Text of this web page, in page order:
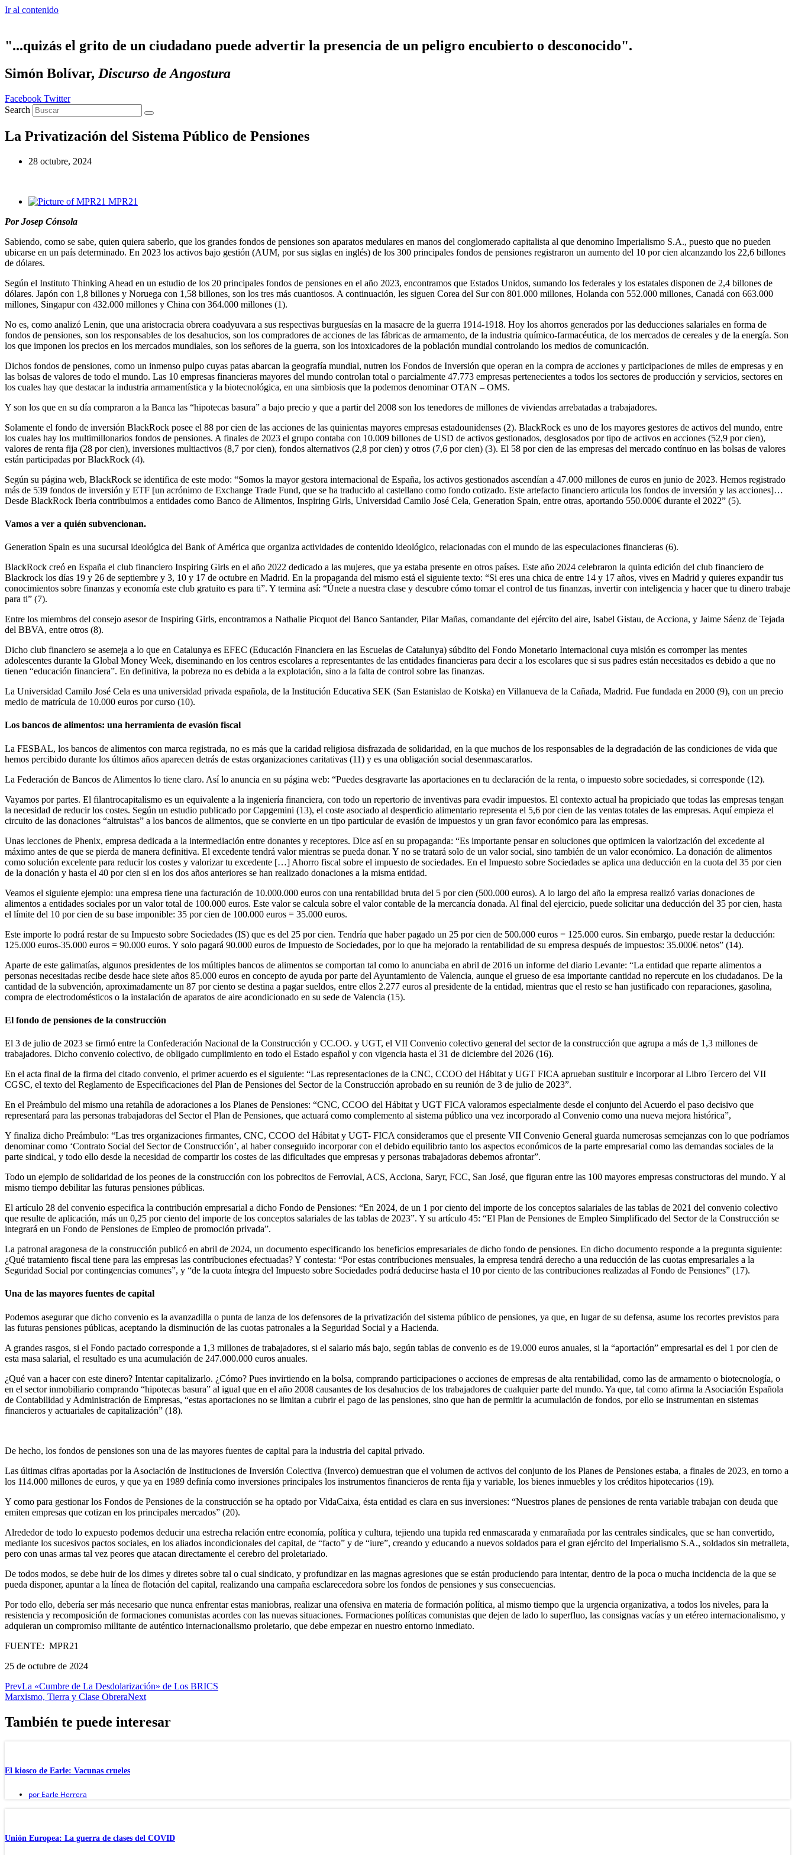
Ir al contenido
"...quizás el grito de un ciudadano puede advertir la presencia de un peligro encubierto o desconocido".
Simón Bolívar, Discurso de Angostura
Facebook Twitter
Search
La Privatización del Sistema Público de Pensiones
28 octubre, 2024
MPR21
Por Josep Cónsola
Sabiendo, como se sabe, quien quiera saberlo, que los grandes fondos de pensiones son aparatos medulares en manos del conglomerado capitalista al que denomino Imperialismo S.A., puesto que no pueden
ubicarse en un país determinado. En 2023 los activos bajo gestión (AUM, por sus siglas en inglés) de los 300 principales fondos de pensiones registraron un aumento del 10 por cien alcanzando los 22,6 billones
de dólares.
Según el Instituto Thinking Ahead en un estudio de los 20 principales fondos de pensiones en el año 2023, encontramos que Estados Unidos, sumando los federales y los estatales disponen de 2,4 billones de
dólares. Japón con 1,8 billones y Noruega con 1,58 billones, son los tres más cuantiosos. A continuación, les siguen Corea del Sur con 801.000 millones, Holanda con 552.000 millones, Canadá con 663.000
millones, Singapur con 432.000 millones y China con 364.000 millones (1).
No es, como analizó Lenin, que una aristocracia obrera coadyuvara a sus respectivas burguesías en la masacre de la guerra 1914-1918. Hoy los ahorros generados por las deducciones salariales en forma de
fondos de pensiones, son los responsables de los desahucios, son los compradores de acciones de las fábricas de armamento, de la industria químico-farmacéutica, de los mercados de cereales y de la energía. Son
los que imponen los precios en los mercados mundiales, son los señores de la guerra, son los intoxicadores de la población mundial controlando los medios de comunicación.
Dichos fondos de pensiones, como un inmenso pulpo cuyas patas abarcan la geografía mundial, nutren los Fondos de Inversión que operan en la compra de acciones y participaciones de miles de empresas y en
las bolsas de valores de todo el mundo. Las 10 empresas financieras mayores del mundo controlan total o parcialmente 47.773 empresas pertenecientes a todos los sectores de producción y servicios, sectores en
los cuales hay que destacar la industria armamentística y la biotecnológica, en una simbiosis que la podemos denominar OTAN – OMS.
Y son los que en su día compraron a la Banca las “hipotecas basura” a bajo precio y que a partir del 2008 son los tenedores de millones de viviendas arrebatadas a trabajadores.
Solamente el fondo de inversión BlackRock posee el 88 por cien de las acciones de las quinientas mayores empresas estadounidenses (2). BlackRock es uno de los mayores gestores de activos del mundo, entre
los cuales hay los multimillonarios fondos de pensiones. A finales de 2023 el grupo contaba con 10.009 billones de USD de activos gestionados, desglosados por tipo de activos en acciones (52,9 por cien),
valores de renta fija (28 por cien), inversiones multiactivos (8,7 por cien), fondos alternativos (2,8 por cien) y otros (7,6 por cien) (3). El 58 por cien de las empresas del mercado contínuo en las bolsas de valores
están participadas por BlackRock (4).
Según su página web, BlackRock se identifica de este modo: “Somos la mayor gestora internacional de España, los activos gestionados ascendían a 47.000 millones de euros en junio de 2023. Hemos registrado
más de 539 fondos de inversión y ETF [un acrónimo de Exchange Trade Fund, que se ha traducido al castellano como fondo cotizado. Este artefacto financiero articula los fondos de inversión y las acciones]…
Desde BlackRock Iberia contribuimos a entidades como Banco de Alimentos, Inspiring Girls, Universidad Camilo José Cela, Generation Spain, entre otras, aportando 550.000€ durante el 2022” (5).
Vamos a ver a quién subvencionan.
Generation Spain es una sucursal ideológica del Bank of América que organiza actividades de contenido ideológico, relacionadas con el mundo de las especulaciones financieras (6).
BlackRock creó en España el club financiero Inspiring Girls en el año 2022 dedicado a las mujeres, que ya estaba presente en otros países. Este año 2024 celebraron la quinta edición del club financiero de
Blackrock los días 19 y 26 de septiembre y 3, 10 y 17 de octubre en Madrid. En la propaganda del mismo está el siguiente texto: “Si eres una chica de entre 14 y 17 años, vives en Madrid y quieres expandir tus
conocimientos sobre finanzas y economía este club gratuito es para ti”. Y termina así: “Únete a nuestra clase y descubre cómo tomar el control de tus finanzas, invertir con inteligencia y hacer que tu dinero trabaje
para ti” (7).
Entre los miembros del consejo asesor de Inspiring Girls, encontramos a Nathalie Picquot del Banco Santander, Pilar Mañas, comandante del ejército del aire, Isabel Gistau, de Acciona, y Jaime Sáenz de Tejada
del BBVA, entre otros (8).
Dicho club financiero se asemeja a lo que en Catalunya es EFEC (Educación Financiera en las Escuelas de Catalunya) súbdito del Fondo Monetario Internacional cuya misión es corromper las mentes
adolescentes durante la Global Money Week, diseminando en los centros escolares a representantes de las entidades financieras para decir a los escolares que si sus padres están necesitados es debido a que no
tienen “educación financiera”. En definitiva, la pobreza no es debida a la explotación, sino a la falta de control sobre las finanzas.
La Universidad Camilo José Cela es una universidad privada española, de la Institución Educativa SEK (San Estanislao de Kotska) en Villanueva de la Cañada, Madrid. Fue fundada en 2000 (9), con un precio
medio de matrícula de 10.000 euros por curso (10).
Los bancos de alimentos: una herramienta de evasión fiscal
La FESBAL, los bancos de alimentos con marca registrada, no es más que la caridad religiosa disfrazada de solidaridad, en la que muchos de los responsables de la degradación de las condiciones de vida que
hemos percibido durante los últimos años aparecen detrás de estas organizaciones caritativas (11) y es una obligación social desenmascararlos.
La Federación de Bancos de Alimentos lo tiene claro. Así lo anuncia en su página web: “Puedes desgravarte las aportaciones en tu declaración de la renta, o impuesto sobre sociedades, si corresponde (12).
Vayamos por partes. El filantrocapitalismo es un equivalente a la ingeniería financiera, con todo un repertorio de inventivas para evadir impuestos. El contexto actual ha propiciado que todas las empresas tengan
la necesidad de reducir los costes. Según un estudio publicado por Capgemini (13), el coste asociado al desperdicio alimentario representa el 5,6 por cien de las ventas totales de las empresas. Aquí empieza el
circuito de las donaciones “altruistas” a los bancos de alimentos, que se convierte en un tipo particular de evasión de impuestos y un gran favor económico para las empresas.
Unas lecciones de Phenix, empresa dedicada a la intermediación entre donantes y receptores. Dice así en su propaganda: “Es importante pensar en soluciones que optimicen la valorización del excedente al
máximo antes de que se pierda de manera definitiva. El excedente tendrá valor mientras se pueda donar. Y no se tratará solo de un valor social, sino también de un valor económico. La donación de alimentos
como solución excelente para reducir los costes y valorizar tu excedente […] Ahorro fiscal sobre el impuesto de sociedades. En el Impuesto sobre Sociedades se aplica una deducción en la cuota del 35 por cien
de la donación y hasta el 40 por cien si en los dos años anteriores se han realizado donaciones a la misma entidad.
Veamos el siguiente ejemplo: una empresa tiene una facturación de 10.000.000 euros con una rentabilidad bruta del 5 por cien (500.000 euros). A lo largo del año la empresa realizó varias donaciones de
alimentos a entidades sociales por un valor total de 100.000 euros. Este valor se calcula sobre el valor contable de la mercancía donada. Al final del ejercicio, puede solicitar una deducción del 35 por cien, hasta
el límite del 10 por cien de su base imponible: 35 por cien de 100.000 euros = 35.000 euros.
Este importe lo podrá restar de su Impuesto sobre Sociedades (IS) que es del 25 por cien. Tendría que haber pagado un 25 por cien de 500.000 euros = 125.000 euros. Sin embargo, puede restar la deducción:
125.000 euros-35.000 euros = 90.000 euros. Y solo pagará 90.000 euros de Impuesto de Sociedades, por lo que ha mejorado la rentabilidad de su empresa después de impuestos: 35.000€ netos” (14).
Aparte de este galimatías, algunos presidentes de los múltiples bancos de alimentos se comportan tal como lo anunciaba en abril de 2016 un informe del diario Levante: “La entidad que reparte alimentos a
personas necesitadas recibe desde hace siete años 85.000 euros en concepto de ayuda por parte del Ayuntamiento de Valencia, aunque el grueso de esa importante cantidad no repercute en los ciudadanos. De la
cantidad de la subvención, aproximadamente un 87 por ciento se destina a pagar sueldos, entre ellos 2.277 euros al presidente de la entidad, mientras que el resto se han justificado con reparaciones, gasolina,
compra de electrodomésticos o la instalación de aparatos de aire acondicionado en su sede de Valencia (15).
El fondo de pensiones de la construcción
El 3 de julio de 2023 se firmó entre la Confederación Nacional de la Construcción y CC.OO. y UGT, el VII Convenio colectivo general del sector de la construcción que agrupa a más de 1,3 millones de
trabajadores. Dicho convenio colectivo, de obligado cumplimiento en todo el Estado español y con vigencia hasta el 31 de diciembre del 2026 (16).
En el acta final de la firma del citado convenio, el primer acuerdo es el siguiente: “Las representaciones de la CNC, CCOO del Hábitat y UGT FICA aprueban sustituir e incorporar al Libro Tercero del VII
CGSC, el texto del Reglamento de Especificaciones del Plan de Pensiones del Sector de la Construcción aprobado en su reunión de 3 de julio de 2023”.
En el Preámbulo del mismo una retahíla de adoraciones a los Planes de Pensiones: “CNC, CCOO del Hábitat y UGT FICA valoramos especialmente desde el conjunto del Acuerdo el paso decisivo que
representará para las personas trabajadoras del Sector el Plan de Pensiones, que actuará como complemento al sistema público una vez incorporado al Convenio como una nueva mejora histórica”,
Y finaliza dicho Preámbulo: “Las tres organizaciones firmantes, CNC, CCOO del Hábitat y UGT- FICA consideramos que el presente VII Convenio General guarda numerosas semejanzas con lo que podríamos
denominar como ‘Contrato Social del Sector de Construcción’, al haber conseguido incorporar con el debido equilibrio tanto los aspectos económicos de la parte empresarial como las demandas sociales de la
parte sindical, y todo ello desde la necesidad de compartir los costes de las dificultades que empresas y personas trabajadoras debemos afrontar”.
Todo un ejemplo de solidaridad de los peones de la construcción con los pobrecitos de Ferrovial, ACS, Acciona, Saryr, FCC, San José, que figuran entre las 100 mayores empresas constructoras del mundo. Y al
mismo tiempo debilitar las futuras pensiones públicas.
El artículo 28 del convenio especifica la contribución empresarial a dicho Fondo de Pensiones: “En 2024, de un 1 por ciento del importe de los conceptos salariales de las tablas de 2021 del convenio colectivo
que resulte de aplicación, más un 0,25 por ciento del importe de los conceptos salariales de las tablas de 2023”. Y su artículo 45: “El Plan de Pensiones de Empleo Simplificado del Sector de la Construcción se
integrará en un Fondo de Pensiones de Empleo de promoción privada”.
La patronal aragonesa de la construcción publicó en abril de 2024, un documento especificando los beneficios empresariales de dicho fondo de pensiones. En dicho documento responde a la pregunta siguiente:
¿Qué tratamiento fiscal tiene para las empresas las contribuciones efectuadas? Y contesta: “Por estas contribuciones mensuales, la empresa tendrá derecho a una reducción de las cuotas empresariales a la
Seguridad Social por contingencias comunes”, y “de la cuota íntegra del Impuesto sobre Sociedades podrá deducirse hasta el 10 por ciento de las contribuciones realizadas al Fondo de Pensiones” (17).
Una de las mayores fuentes de capital
Podemos asegurar que dicho convenio es la avanzadilla o punta de lanza de los defensores de la privatización del sistema público de pensiones, ya que, en lugar de su defensa, asume los recortes previstos para
las futuras pensiones públicas, aceptando la disminución de las cuotas patronales a la Seguridad Social y a Hacienda.
A grandes rasgos, si el Fondo pactado corresponde a 1,3 millones de trabajadores, si el salario más bajo, según tablas de convenio es de 19.000 euros anuales, si la “aportación” empresarial es del 1 por cien de
esta masa salarial, el resultado es una acumulación de 247.000.000 euros anuales.
¿Qué van a hacer con este dinero? Intentar capitalizarlo. ¿Cómo? Pues invirtiendo en la bolsa, comprando participaciones o acciones de empresas de alta rentabilidad, como las de armamento o biotecnología, o
en el sector inmobiliario comprando “hipotecas basura” al igual que en el año 2008 causantes de los desahucios de los trabajadores de cualquier parte del mundo. Ya que, tal como afirma la Asociación Española
de Contabilidad y Administración de Empresas, “estas aportaciones no se limitan a cubrir el pago de las pensiones, sino que han de permitir la acumulación de fondos, por ello se instrumentan en sistemas
financieros y actuariales de capitalización” (18).
De hecho, los fondos de pensiones son una de las mayores fuentes de capital para la industria del capital privado.
Las últimas cifras aportadas por la Asociación de Instituciones de Inversión Colectiva (Inverco) demuestran que el volumen de activos del conjunto de los Planes de Pensiones estaba, a finales de 2023, en torno a
los 114.000 millones de euros, y que ya en 1989 definía como inversiones principales los instrumentos financieros de renta fija y variable, los bienes inmuebles y los créditos hipotecarios (19).
Y como para gestionar los Fondos de Pensiones de la construcción se ha optado por VidaCaixa, ésta entidad es clara en sus inversiones: “Nuestros planes de pensiones de renta variable trabajan con deuda que
emiten empresas que cotizan en los principales mercados” (20).
Alrededor de todo lo expuesto podemos deducir una estrecha relación entre economía, política y cultura, tejiendo una tupida red enmascarada y enmarañada por las centrales sindicales, que se han convertido,
mediante los sucesivos pactos sociales, en los aliados incondicionales del capital, de “facto” y de “iure”, creando y educando a nuevos soldados para el gran ejército del Imperialismo S.A., soldados sin metralleta,
pero con unas armas tal vez peores que atacan directamente el cerebro del proletariado.
De todos modos, se debe huir de los dimes y diretes sobre tal o cual sindicato, y profundizar en las magnas agresiones que se están produciendo para intentar, dentro de la poca o mucha incidencia de la que se
pueda disponer, apuntar a la línea de flotación del capital, realizando una campaña esclarecedora sobre los fondos de pensiones y sus consecuencias.
Por todo ello, debería ser más necesario que nunca enfrentar estas maniobras, realizar una ofensiva en materia de formación política, al mismo tiempo que la urgencia organizativa, a todos los niveles, para la
resistencia y recomposición de formaciones comunistas acordes con las nuevas situaciones. Formaciones políticas comunistas que dejen de lado lo superfluo, las consignas vacías y un etéreo internacionalismo, y
adquieran un compromiso militante de auténtico internacionalismo proletario, que debe empezar en nuestro entorno inmediato.
FUENTE: MPR21
25 de octubre de 2024
PrevLa «Cumbre de La Desdolarización» de Los BRICS
Marxismo, Tierra y Clase ObreraNext
También te puede interesar
El kiosco de Earle: Vacunas crueles
por Earle Herrera
Unión Europea: La guerra de clases del COVID